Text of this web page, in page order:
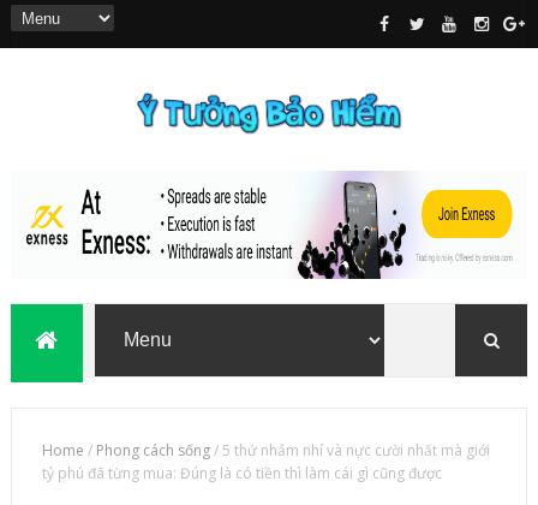
Home / Phong cách sống/5 thứ nhảm nhí và nực cười nhất mà giới
tỷ phú đã từng mua: Đúng là có tiền thì làm cái gì cũng được